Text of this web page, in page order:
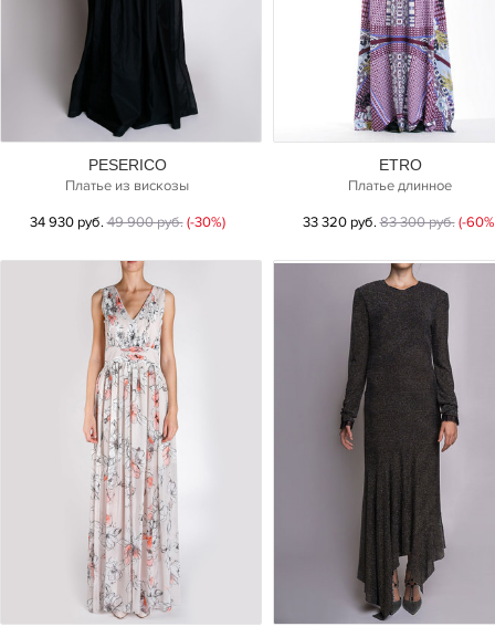
PESERICO
Платье из вискозы
34 930 руб.49 900 руб. (-30%)
ETRO
Платье длинное
33 320 руб.83 300 руб. (-